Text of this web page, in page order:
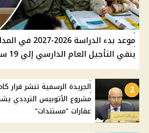
موعد بدء الدراسة
ينفي التأجيل العام الدارسي إلي 19 سبتمبر
2
الجريدة الرسمية تنشر قرار
مشروع الأتوبيس الترددي
عقارات "مستندات"